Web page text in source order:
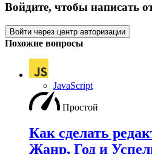
Войдите, чтобы написать
Войти через центр авторизации
Похожие вопросы
JavaScript
Простой
Как сделать
Жанр, Год и